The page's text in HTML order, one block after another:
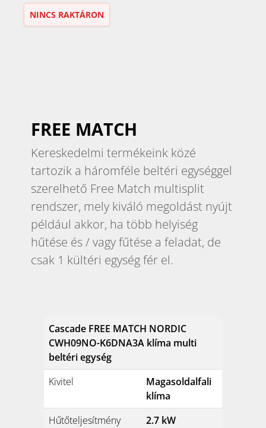
NINCS RAKTÁRON
FREE MATCH
Kereskedelmi termékeink közé
tartozik a háromféle beltéri egységgel
szerelhető Free Match multisplit
rendszer, mely kiváló megoldást nyújt
például akkor, ha több helyiség
hűtése és / vagy fűtése a feladat, de
csak 1 kültéri egység fér el.
Cascade FREE MATCH NORDIC
CWH09NO-K6DNA3A klíma multi
beltéri egység
Kivitel
Magasoldalfali
klíma
Hűtőteljesítmény
2.7 kW